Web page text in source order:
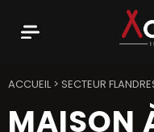
ACCUEIL> SECTEUR
MAISON